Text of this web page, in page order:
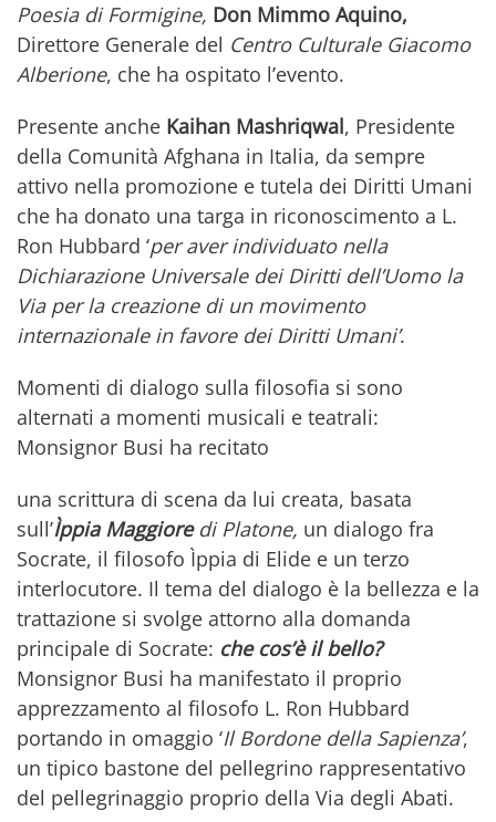
Poesia di Formigine, Don Mimmo Aquino,
Direttore Generale del Centro Culturale Giacomo
Alberione, che ha ospitato l’evento.
Presente anche Kaihan Mashriqwal, Presidente
della Comunità Afghana in Italia, da sempre
attivo nella promozione e tutela dei Diritti Umani
che ha donato una targa in riconoscimento a L.
Ron Hubbard ‘per aver individuato nella
Dichiarazione Universale dei Diritti dell’Uomo la
Via per la creazione di un movimento
internazionale in favore dei Diritti Umani’.
Momenti di dialogo sulla filosofia si sono
alternati a momenti musicali e teatrali:
Monsignor Busi ha recitato
una scrittura di scena da lui creata, basata
sull’Ìppia Maggioredi Platone, un dialogo fra
Socrate, il filosofo Ìppia di Elide e un terzo
interlocutore. Il tema del dialogo è la bellezza e la
trattazione si svolge attorno alla domanda
principale di Socrate: che cos’è il bello?
Monsignor Busi ha manifestato il proprio
apprezzamento al filosofo L. Ron Hubbard
portando in omaggio ‘Il Bordone della Sapienza’,
un tipico bastone del pellegrino rappresentativo
del pellegrinaggio proprio della Via degli Abati.